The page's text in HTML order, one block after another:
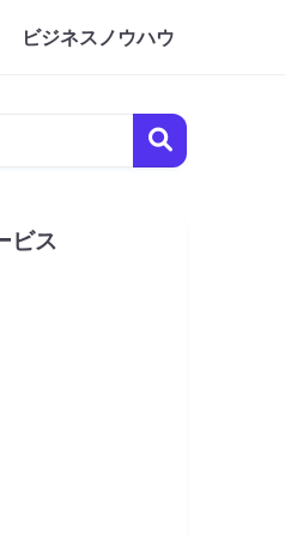
ビジネスノウハウ
ビス